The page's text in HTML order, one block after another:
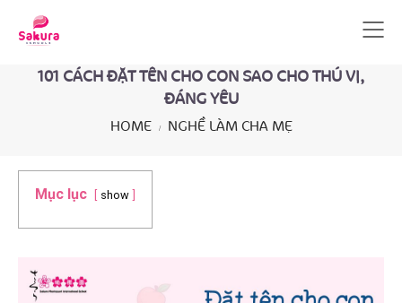
101 CÁCH ĐẶT TÊN CHO CON SAO CHO THÚ VỊ,
ĐÁNG YÊU
HOME NGHỀ LÀM CHA MẸ
Mục lục show